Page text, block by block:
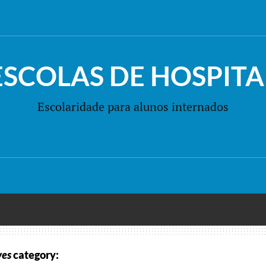
DE
Escolaridade para alunos internados
category: